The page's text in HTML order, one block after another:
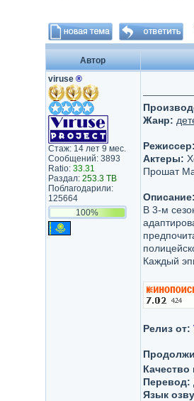
Автор
viruse ®
Стаж: 14 лет 9 мес.
Сообщений: 3893
Ratio: 33.31
Раздал: 253.3 TB
Поблагодарили:
125664
100%
Жанр:
Режиссер:
Актеры:
Прошат
Описание:
В 3-м
Каждый
Релиз от:
Качество
Перевод:
Язык